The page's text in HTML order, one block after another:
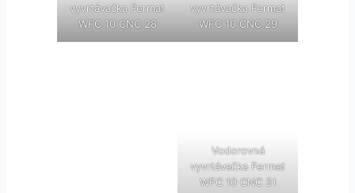
vyvrtávačka Fermat
WFC 10 CNC 28
vyvrtávačka Fermat
WFC 10 CNC 29
Vodorovná
vyvrtávačka Fermat
WFC 10 CNC 31